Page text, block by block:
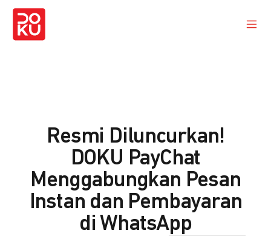
Resmi Diluncurkan!
DOKU PayChat
Menggabungkan Pesan
Instan dan Pembayaran
di WhatsApp